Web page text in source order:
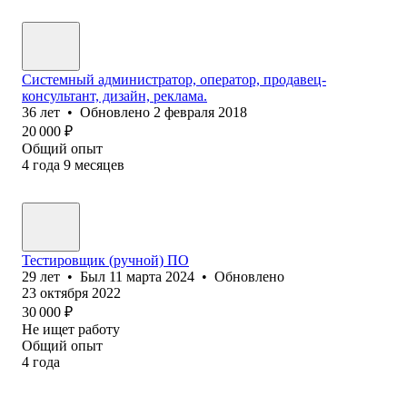
Системный администратор, оператор, продавец-
консультант, дизайн, реклама.
36 лет • Обновлено 2 февраля 2018
20 000 ₽
Общий опыт
4 года 9 месяцев
Тестировщик (ручной) ПО
29 лет • Был 11 марта 2024 • Обновлено
23 октября 2022
30 000 ₽
Не ищет работу
Общий опыт
4 года